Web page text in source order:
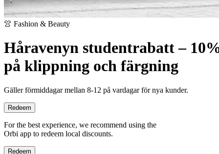
👚 Fashion & Beauty
Håravenyn studentrabatt –
på klippning och färgning
Gäller förmiddagar mellan 8-12 på vardagar för nya kunder.
Redeem
For the best experience, we recommend using the
Orbi app to redeem local discounts.
Redeem